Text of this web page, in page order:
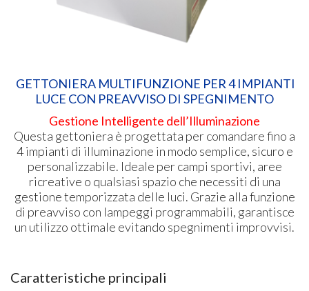
GETTONIERA MULTIFUNZIONE PER 4 IMPIANTI
LUCE CON PREAVVISO DI SPEGNIMENTO
Gestione Intelligente dell’Illuminazione
Questa gettoniera è progettata per comandare fino a
4 impianti di illuminazione in modo semplice, sicuro e
personalizzabile. Ideale per campi sportivi, aree
ricreative o qualsiasi spazio che necessiti di una
gestione temporizzata delle luci. Grazie alla funzione
di preavviso con lampeggi programmabili, garantisce
un utilizzo ottimale evitando spegnimenti improvvisi.
Caratteristiche principali